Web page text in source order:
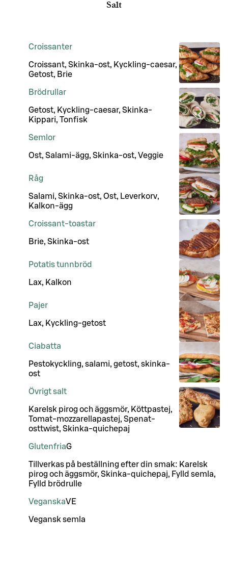
Salt
Croissanter
Croissant, Skinka-ost, Kyckling-caesar,
Getost, Brie
Brödrullar
Getost, Kyckling-caesar, Skinka-
Kippari, Tonfisk
Semlor
Ost, Salami-ägg, Skinka-ost, Veggie
Råg
Salami, Skinka-ost, Ost, Leverkorv,
Kalkon-ägg
Croissant-toastar
Brie, Skinka-ost
Potatis tunnbröd
Lax, Kalkon
Pajer
Lax, Kyckling-getost
Ciabatta
Pestokyckling, salami, getost, skinka-
ost
Övrigt salt
Karelsk pirog och äggsmör, Köttpastej,
Tomat-mozzarellapastej, Spenat-
osttwist, Skinka-quichepaj
GlutenfriaG
Tillverkas på beställning efter din smak: Karelsk
pirog och äggsmör, Skinka-quichepaj, Fylld semla,
Fylld brödrulle
VeganskaVE
Vegansk semla